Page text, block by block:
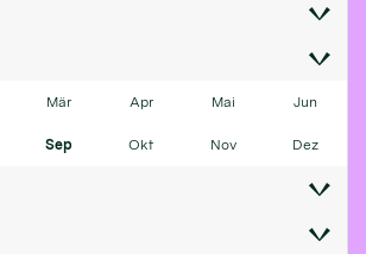
Mär Apr Mai Jun
Sep Okt Nov Dez